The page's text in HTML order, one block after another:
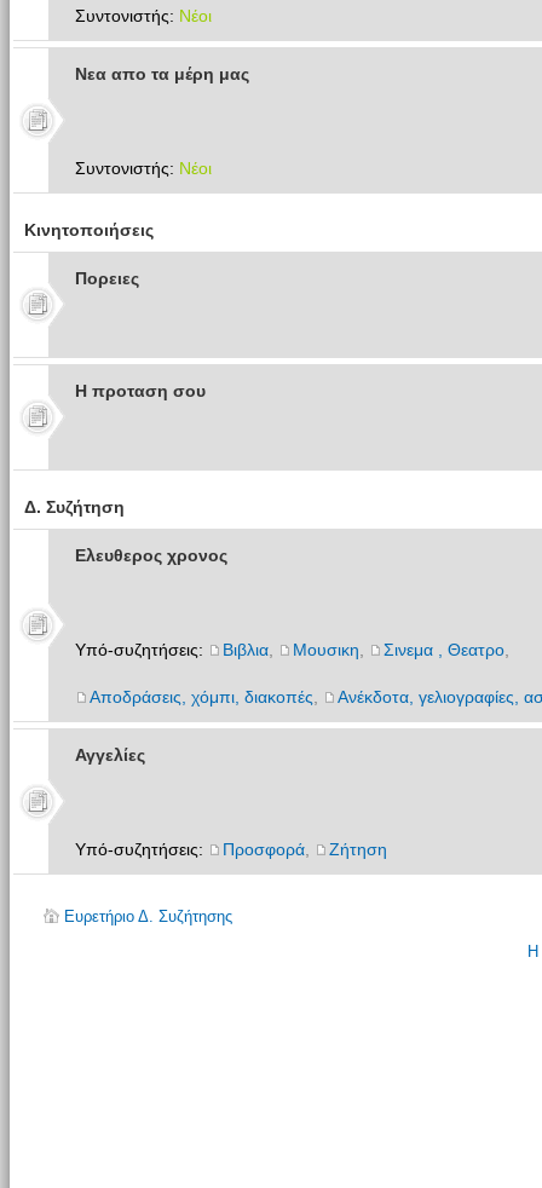
Συντονιστής: Νέοι
Νεα απο τα μέρη μας
Συντονιστής: Νέοι
Κινητοποιήσεις
Πoρειες
Η προταση σου
Δ. Συζήτηση
Ελευθερος χρονος
Υπό-συζητήσεις: Βιβλια, Μουσικη Σινεμα , Θεατρο,
Αποδράσεις, χόμπι, διακοπές Ανέκδοτα, γελιογραφίες,
Αγγελίες
Υπό-συζητήσεις: Προσφορά, Ζήτηση
Ευρετήριο Δ. Συζήτησης
Η